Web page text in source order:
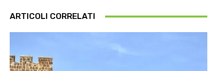
ARTICOLI CORRELATI